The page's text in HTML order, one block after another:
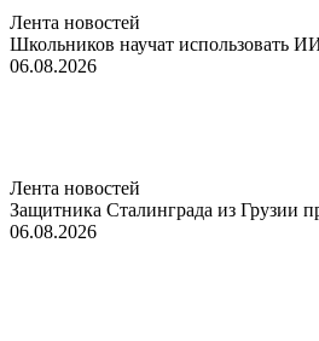
Лента новостей
Школьников научат использовать
06.08.2026
Лента новостей
Защитника Сталинграда из Грузии
06.08.2026